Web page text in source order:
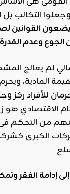
التكالب
يضعون القوانين
لم يعالج
المادية،
للأفراد
الاقتصادي هو
من التحكم في
الكبرى
اقليمي ودولي
صدور
من جريدة
التحرير
ahmed
- juillet 26,
2026
0
Read More